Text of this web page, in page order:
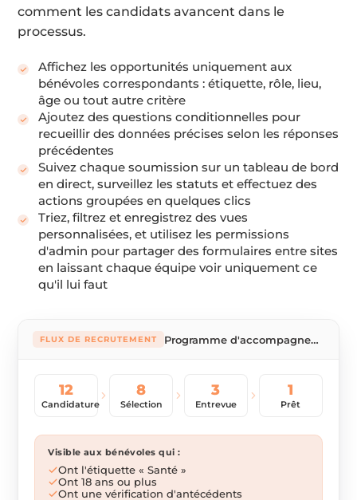
comment les candidats avancent dans le
processus.
Affichez les opportunités uniquement aux
bénévoles correspondants : étiquette, rôle, lieu,
âge ou tout autre critère
Ajoutez des questions conditionnelles pour
recueillir des données précises selon les réponses
précédentes
Suivez chaque soumission sur un tableau de bord
en direct, surveillez les statuts et effectuez des
actions groupées en quelques clics
Triez, filtrez et enregistrez des vues
personnalisées, et utilisez les permissions
d'admin pour partager des formulaires entre sites
en laissant chaque équipe voir uniquement ce
qu'il lui faut
FLUX DE RECRUTEMENT Programme d'accompagnement hospitalier
12
Candidature
8
Sélection
3
Entrevue
1
Prêt
Visible aux bénévoles qui :
Ont l'étiquette « Santé »
Ont 18 ans ou plus
Ont une vérification d'antécédents